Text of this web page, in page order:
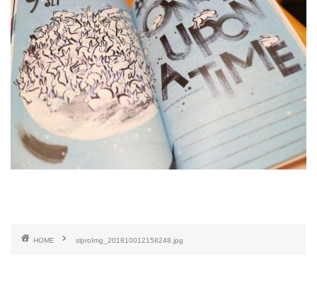
HOME slproImg_201810012158248.jpg